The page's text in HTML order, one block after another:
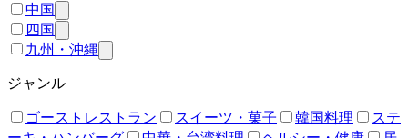
中国
四国
九州・沖縄
ジャンル
ゴーストレストラン スイーツ・菓子 韓国料理
ステ